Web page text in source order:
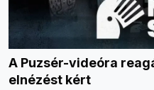
A Puzsér-videóra
elnézést kért